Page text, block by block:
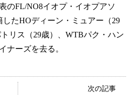
のFL/NO8イオプ・イオプアソ
したHOディーン・ミュアー（29
リス（29歳）、WTBパク・ハン
ナーズを去る。
次の記事